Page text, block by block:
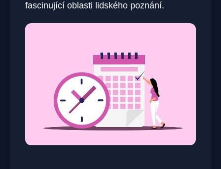
fascinující oblasti lidského poznání.